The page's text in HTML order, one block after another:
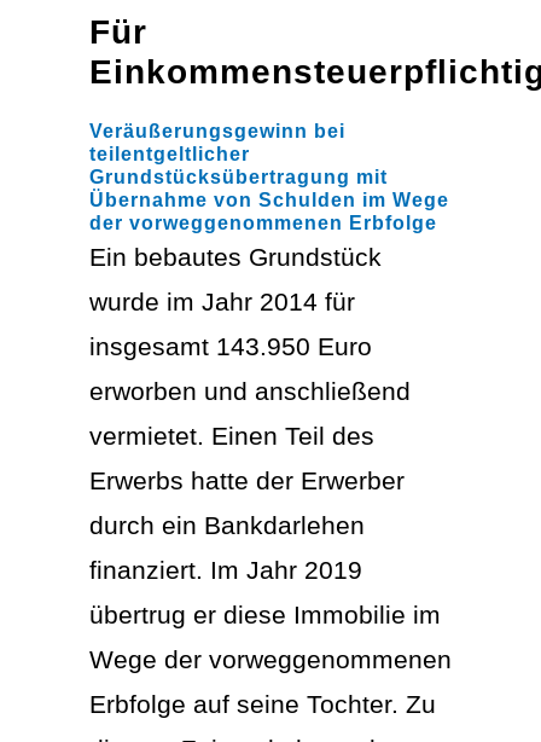
Für
Veräußerungsgewinn bei
teilentgeltlicher
Grundstücksübertragung mit
Übernahme von Schulden im Wege
der vorweggenommenen Erbfolge
Ein bebautes Grundstück
wurde im Jahr 2014 für
insgesamt 143.950 Euro
erworben und anschließend
vermietet. Einen Teil des
Erwerbs hatte der Erwerber
durch ein Bankdarlehen
finanziert. Im Jahr 2019
übertrug er diese Immobilie im
Wege der vorweggenommenen
Erbfolge auf seine Tochter. Zu